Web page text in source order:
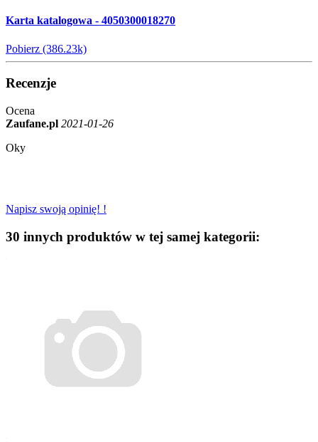
Karta katalogowa - 4050300018270
Pobierz (386.23k)
Recenzje
Ocena
Zaufane.pl 2021-01-26
Oky
Napisz swoją opinię! !
30 innych produktów w tej samej kategorii: